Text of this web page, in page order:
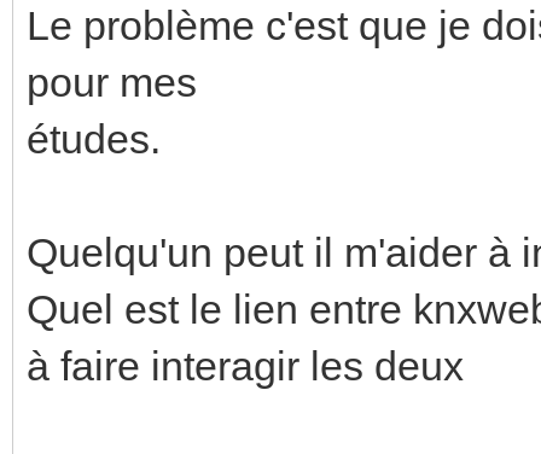
Le problème c'est que je
pour mes
études.
Quelqu'un peut il m'aider à
Quel est le lien entre
à faire interagir les deux